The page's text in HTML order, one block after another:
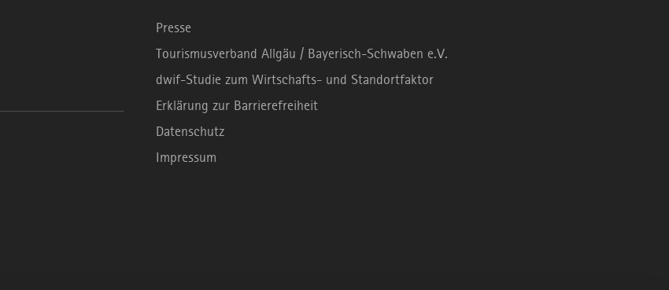
Presse
Tourismusverband Allgäu / Bayerisch-Schwaben e.V.
dwif-Studie zum Wirtschafts- und Standortfaktor
Erklärung zur Barrierefreiheit
Datenschutz
Impressum